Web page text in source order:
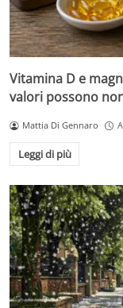
Vitamina D e
valori possono
Mattia Di Gennaro
Leggi di più